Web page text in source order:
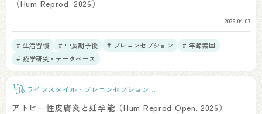
（Hum Reprod. 2026）
2026.04.07
# 生活習慣 # 中長期予後 # プレコンセプション
# 年齢素因
# 疫学研究・データベース
ライフスタイル・プレコンセプションケ
アトピー性皮膚炎と妊孕能（Hum Reprod Open. 2026）